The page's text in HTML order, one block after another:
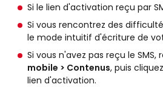
Si le lien d'activation reçu par
Si vous rencontrez des
le mode intuitif d'écriture de
Si vous n'avez pas reçu le
mobile > Contenus, puis
lien d'activation.